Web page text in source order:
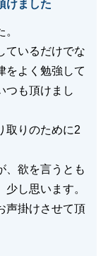
戴いたしまし
めております。
なる向上はもち
織、体制を作
お気軽にご相
速なご対応を
だけると幸い
けました
ているだけでな
をよく勉強して
つも頂けまし
取りのために2
、欲を言うとも
し思います。
声掛けさせて頂